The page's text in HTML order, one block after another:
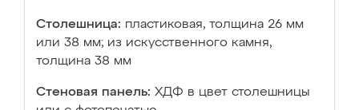
Столешница: пластиковая, толщина 26 мм
или 38 мм; из искусственного камня,
толщина 38 мм
Стеновая панель: ХДФ в цвет столешницы